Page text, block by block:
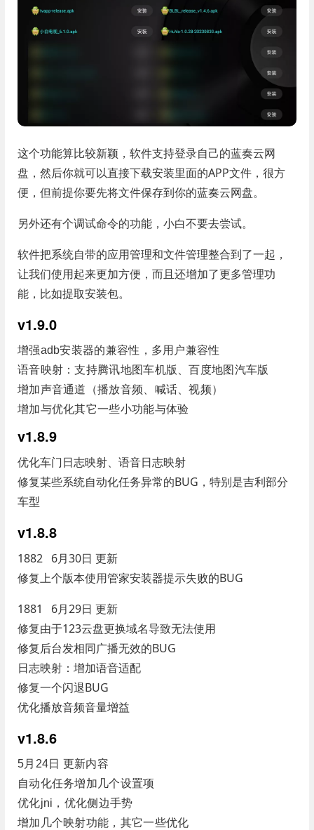
这个功能算比较新颖，软件支持登录自己的蓝奏云网
盘，然后你就可以直接下载安装里面的APP文件，很方
便，但前提你要先将文件保存到你的蓝奏云网盘。
另外还有个调试命令的功能，小白不要去尝试。
软件把系统自带的应用管理和文件管理整合到了一起，
让我们使用起来更加方便，而且还增加了更多管理功
能，比如提取安装包。
v1.9.0
增强adb安装器的兼容性，多用户兼容性
语音映射：支持腾讯地图车机版、百度地图汽车版
增加声音通道（播放音频、喊话、视频）
增加与优化其它一些小功能与体验
v1.8.9
优化车门日志映射、语音日志映射
修复某些系统自动化任务异常的BUG，特别是吉利部分
车型
v1.8.8
1882 6月30日 更新
修复上个版本使用管家安装器提示失败的BUG
1881 6月29日 更新
修复由于123云盘更换域名导致无法使用
修复后台发相同广播无效的BUG
日志映射：增加语音适配
修复一个闪退BUG
优化播放音频音量增益
v1.8.6
5月24日 更新内容
自动化任务增加几个设置项
优化jni，优化侧边手势
增加几个映射功能，其它一些优化